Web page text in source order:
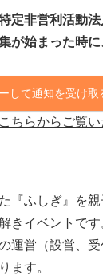
定非営利活動
が始まった時
して通知を受け取
こちらからご覧
『ふしぎ』を
きイベントで
運営（設営、
ます。